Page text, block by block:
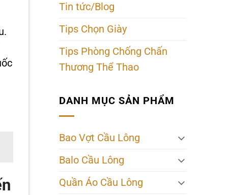
Tin tức/Blog
Tips Chọn Giày
Tips Phòng Chống Chấn
Thương Thể Thao
DANH MỤC SẢN PHẨM
Bao Vợt Cầu Lông
Balo Cầu Lông
Quần Áo Cầu Lông